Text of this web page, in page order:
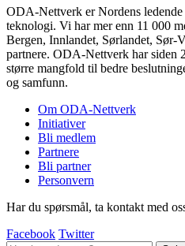
ODA-Nettverk er Nordens
teknologi. Vi har mer enn 11 000
Bergen, Innlandet, Sørlandet, Sør-
partnere. ODA-Nettverk har siden
større mangfold til bedre
og samfunn.
Om ODA-Nettverk
Initiativer
Bli medlem
Partnere
Bli partner
Personvern
Har du spørsmål, ta kontakt med
Facebook Twitter